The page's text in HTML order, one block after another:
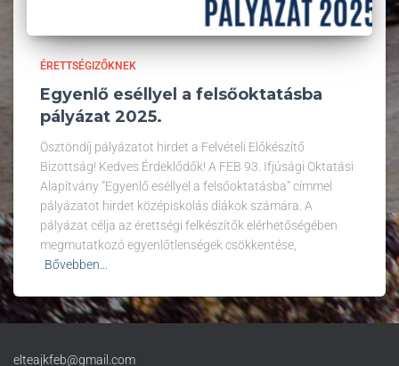
ÉRETTSÉGIZŐKNEK
Egyenlő eséllyel a felsőoktatásba
pályázat 2025.
Ösztöndíj pályázatot hirdet a Felvételi Előkészítő
Bizottság! Kedves Érdeklődők! A FEB 93. Ifjúsági Oktatási
Alapítvány “Egyenlő eséllyel a felsőoktatásba” címmel
pályázatot hirdet középiskolás diákok számára. A
pályázat célja az érettségi felkészítők elérhetőségében
megmutatkozó egyenlőtlenségek csökkentése,
Bővebben...
elteajkfeb@gmail.com